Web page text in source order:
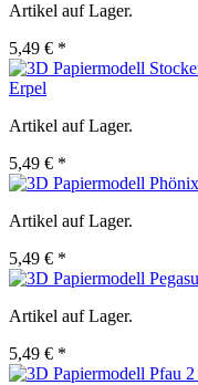
Artikel auf Lager.
5,49 € *
Erpel
Artikel auf Lager.
5,49 € *
Artikel auf Lager.
5,49 € *
Artikel auf Lager.
5,49 € *